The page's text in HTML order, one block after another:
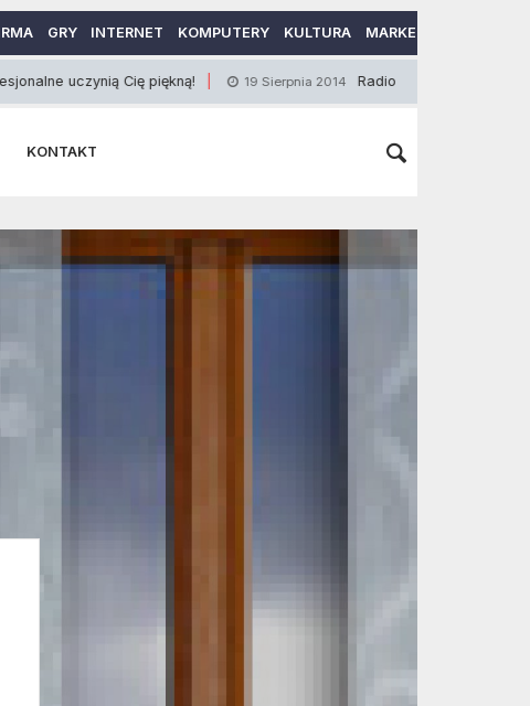
GRY INTERNET KOMPUTERY KULTURA MARKETING
Cię piękną! 19 Sierpnia 2014 Radiotelefon dla prawdziwego
KONTAKT